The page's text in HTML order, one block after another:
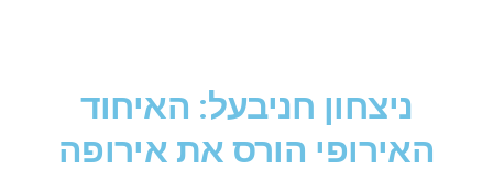
ניצחון חניבעל: האיחוד
האירופי הורס את אירופה